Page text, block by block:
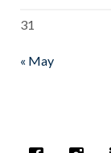
31
« May